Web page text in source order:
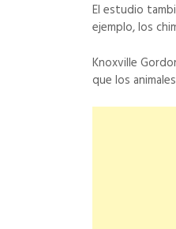
El estudio
ejemplo, los
Knoxville
que los